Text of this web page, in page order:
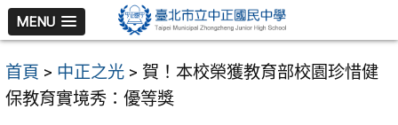
跳
至
主
要
MENU
首頁 > 中正之光 > 賀！本校榮獲教育部校園珍惜健
保教育實境秀：優等獎